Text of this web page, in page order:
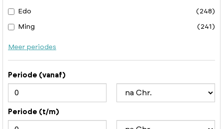
Edo (248)
Ming (241)
Meer periodes
Periode (vanaf)
Periode (t/m)